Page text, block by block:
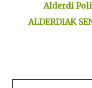
Alderdi
ALDERDIAK